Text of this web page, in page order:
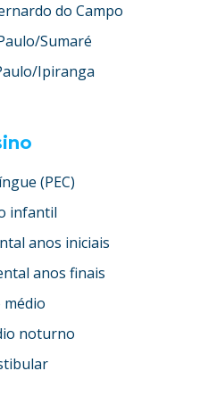
do Campo
Sumaré
Ipiranga
(PEC)
infantil
anos iniciais
anos finais
médio
noturno